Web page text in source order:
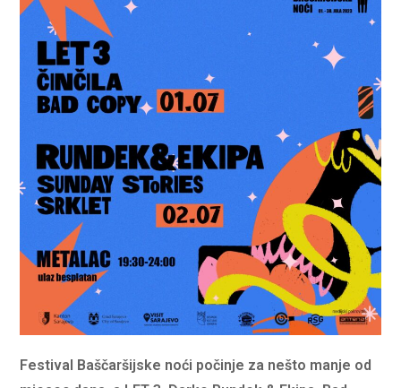
Festival Baščaršijske noći počinje za nešto manje od